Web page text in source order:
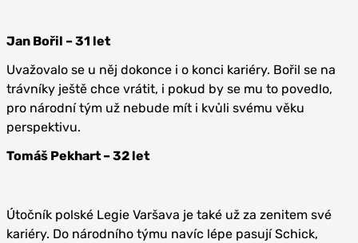
Jan Bořil – 31 let
Uvažovalo se u něj dokonce i o konci kariéry. Bořil se na
trávníky ještě chce vrátit, i pokud by se mu to povedlo,
pro národní tým už nebude mít i kvůli svému věku
perspektivu.
Tomáš Pekhart – 32 let
Útočník polské Legie Varšava je také už za zenitem své
kariéry. Do národního týmu navíc lépe pasují Schick,